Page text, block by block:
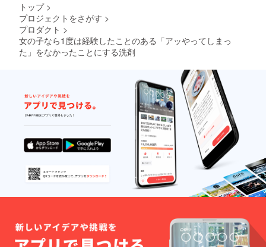
トップ >
プロジェクトをさがす >
プロダクト >
女の子なら1度は経験したことのある「アッやってしまっ
た」をなかったことにする洗剤